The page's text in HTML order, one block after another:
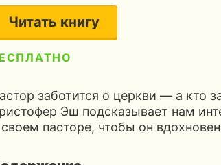
Читать книгу
заботится о церкви — а кто
Эш подсказывает нам
пасторе, чтобы он